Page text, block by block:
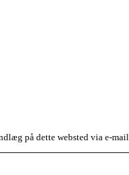
på dette websted via e-mail.